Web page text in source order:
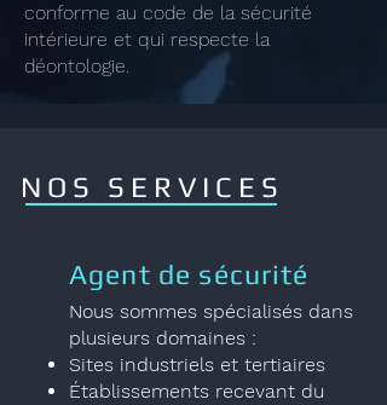
conforme au code de la sécurité
intérieure et qui respecte la
déontologie.
NOS SERVICES
Agent de sécurité
Nous sommes spécialisés dans
plusieurs domaines :
Sites industriels et tertiaires
Établissements recevant du